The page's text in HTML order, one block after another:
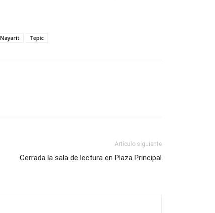
Nayarit Tepic
Artículo siguiente
Cerrada la sala de lectura en Plaza Principal